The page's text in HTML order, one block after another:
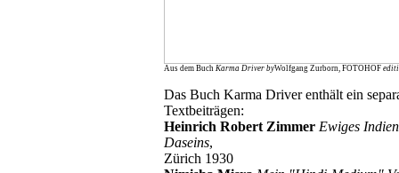
Aus dem Buch Karma Driver byWolfgang Zurborn, FOTOHOF
Das Buch Karma Driver enthält ein
Textbeiträgen:
Heinrich Robert Zimmer Ewiges
Daseins,
Zürich 1930